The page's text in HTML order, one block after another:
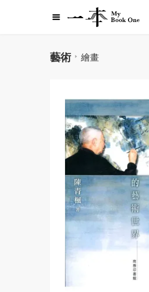
藝術 繪畫